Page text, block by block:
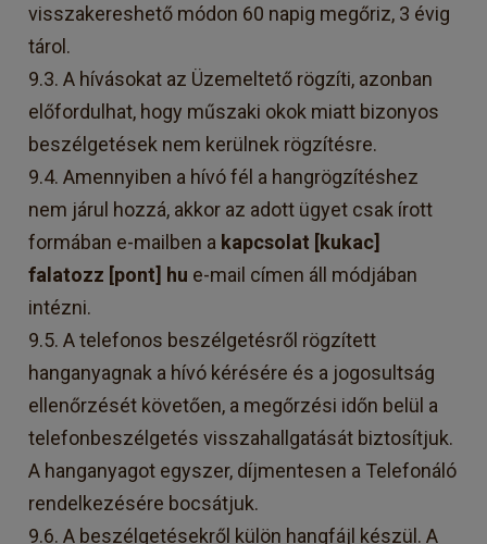
visszakereshető módon 60 napig megőriz, 3 évig
tárol.
9.3. A hívásokat az Üzemeltető rögzíti, azonban
előfordulhat, hogy műszaki okok miatt bizonyos
beszélgetések nem kerülnek rögzítésre.
9.4. Amennyiben a hívó fél a hangrögzítéshez
nem járul hozzá, akkor az adott ügyet csak írott
formában e-mailben a kapcsolat [kukac]
falatozz [pont] hu e-mail címen áll módjában
intézni.
9.5. A telefonos beszélgetésről rögzített
hanganyagnak a hívó kérésére és a jogosultság
ellenőrzését követően, a megőrzési időn belül a
telefonbeszélgetés visszahallgatását biztosítjuk.
A hanganyagot egyszer, díjmentesen a Telefonáló
rendelkezésére bocsátjuk.
9.6. A beszélgetésekről külön hangfájl készül. A